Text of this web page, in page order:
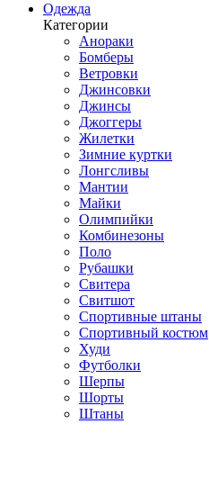
Одежда
Категории
Анораки
Бомберы
Ветровки
Джинсовки
Джинсы
Джоггеры
Жилетки
Зимние куртки
Лонгсливы
Мантии
Майки
Олимпийки
Комбинезоны
Поло
Рубашки
Свитера
Свитшот
Спортивные штаны
Спортивный костюм
Худи
Футболки
Шерпы
Шорты
Штаны